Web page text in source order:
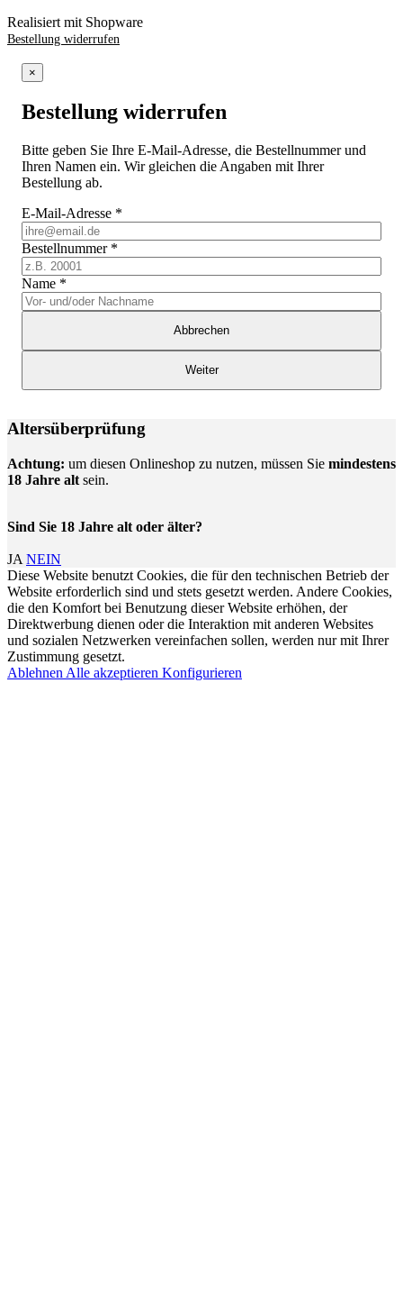
Realisiert mit Shopware
Bestellung widerrufen
×
Bestellung widerrufen
Bitte geben Sie Ihre E-Mail-Adresse, die Bestellnummer und
Ihren Namen ein. Wir gleichen die Angaben mit Ihrer
Bestellung ab.
E-Mail-Adresse *
Bestellnummer *
Name *
Abbrechen
Weiter
Altersüberprüfung
Achtung: um diesen Onlineshop zu nutzen, müssen Sie mindestens
18 Jahre alt sein.
Sind Sie 18 Jahre alt oder älter?
JA NEIN
Diese Website benutzt Cookies, die für den technischen Betrieb der
Website erforderlich sind und stets gesetzt werden. Andere Cookies,
die den Komfort bei Benutzung dieser Website erhöhen, der
Direktwerbung dienen oder die Interaktion mit anderen Websites
und sozialen Netzwerken vereinfachen sollen, werden nur mit Ihrer
Zustimmung gesetzt.
Ablehnen Alle akzeptieren Konfigurieren